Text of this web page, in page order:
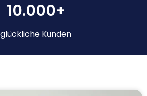
10.000+
glückliche Kunden